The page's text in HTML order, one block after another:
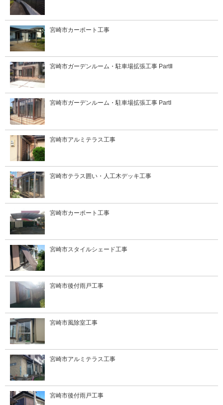
宮崎市カーポート工事
宮崎市ガーデンルーム・駐車場拡張工事 PartⅡ
宮崎市ガーデンルーム・駐車場拡張工事 PartⅠ
宮崎市アルミテラス工事
宮崎市テラス囲い・人工木デッキ工事
宮崎市カーポート工事
宮崎市スタイルシェード工事
宮崎市後付雨戸工事
宮崎市風除室工事
宮崎市アルミテラス工事
宮崎市後付雨戸工事